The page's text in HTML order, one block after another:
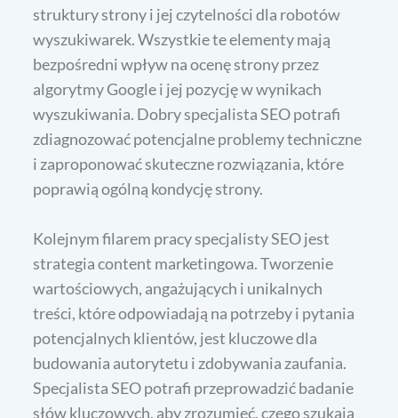
struktury strony i jej czytelności dla robotów
wyszukiwarek. Wszystkie te elementy mają
bezpośredni wpływ na ocenę strony przez
algorytmy Google i jej pozycję w wynikach
wyszukiwania. Dobry specjalista SEO potrafi
zdiagnozować potencjalne problemy techniczne
i zaproponować skuteczne rozwiązania, które
poprawią ogólną kondycję strony.
Kolejnym filarem pracy specjalisty SEO jest
strategia content marketingowa. Tworzenie
wartościowych, angażujących i unikalnych
treści, które odpowiadają na potrzeby i pytania
potencjalnych klientów, jest kluczowe dla
budowania autorytetu i zdobywania zaufania.
Specjalista SEO potrafi przeprowadzić badanie
słów kluczowych, aby zrozumieć, czego szukają